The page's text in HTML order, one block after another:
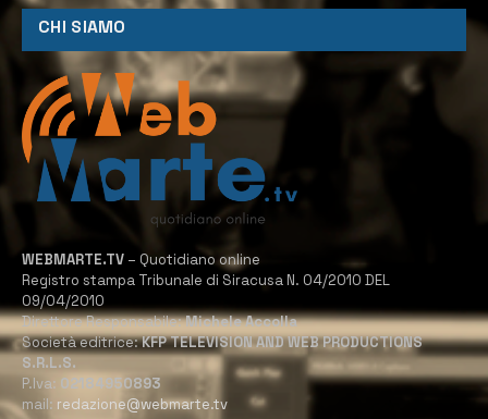
CHI SIAMO
WEBMARTE.TV – Quotidiano online
Registro stampa Tribunale di Siracusa N. 04/2010 DEL
09/04/2010
Direttore Responsabile:Michele Accolla
Società editrice:KFP TELEVISION AND WEB PRODUCTIONS
S.R.L.S.
P.Iva: 02184950893
mail: redazione@webmarte.tv